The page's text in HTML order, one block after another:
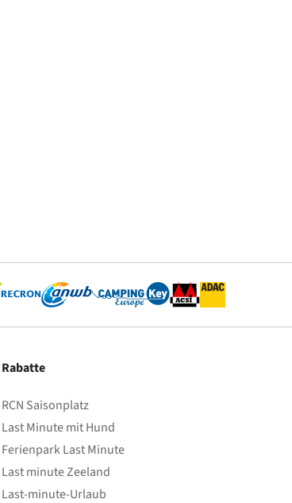
Rabatte
RCN Saisonplatz
Last Minute mit Hund
Ferienpark Last Minute
Last minute Zeeland
Last-minute-Urlaub